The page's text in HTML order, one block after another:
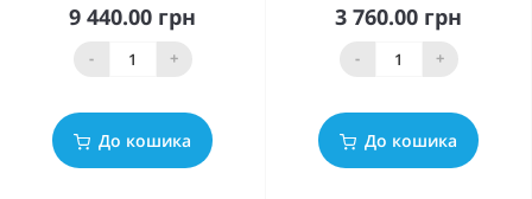
9 440.00 грн
- +
До кошика
3 760.00 грн
- +
До кошика